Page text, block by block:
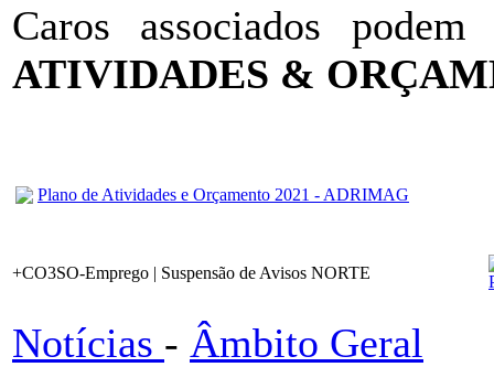
Caros associados
ATIVIDADES &
Plano de Atividades e Orçamento 2021 - ADRIMAG
+CO3SO-Emprego | Suspensão de Avisos NORTE
Notícias - Âmbito Geral